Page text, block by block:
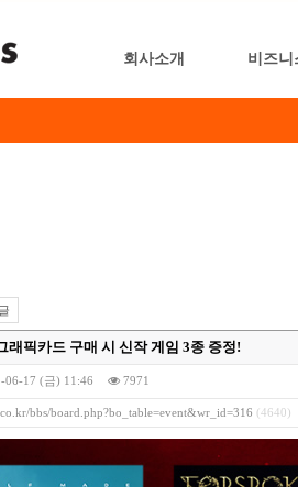
회사소개 비즈니
래픽카드 구매 시 신작 게임 3종 증정!
06-17 (금) 11:46 7971
bbs/board.php?bo_table=event&wr_id=316 (4640)